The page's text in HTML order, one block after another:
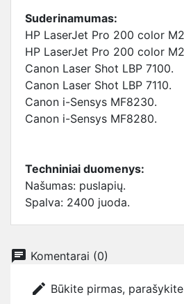
Suderinamumas:
HP LaserJet Pro 200 color
HP LaserJet Pro 200 color
Canon Laser Shot LBP 7100.
Canon Laser Shot LBP 7110.
Canon i-Sensys MF8230.
Canon i-Sensys MF8280.
Techniniai duomenys:
Našumas: puslapių.
Spalva: 2400 juoda.
chat Komentarai (0)
edit Būkite pirmas,